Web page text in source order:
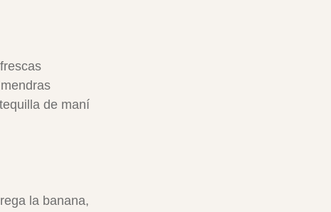
de maní
la banana,